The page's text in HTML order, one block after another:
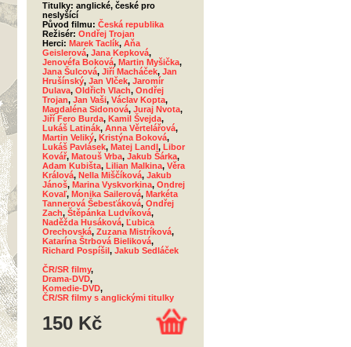
Titulky: anglické, české pro
neslyšící
Původ filmu: Česká republika
Režisér: Ondřej Trojan
Herci: Marek Taclík, Aňa
Geislerová, Jana Kepková,
Jenovéfa Boková, Martin Myšička,
Jana Šulcová, Jiří Macháček, Jan
Hrušínský, Jan Vlček, Jaromír
Dulava, Oldřich Vlach, Ondřej
Trojan, Jan Vaši, Václav Kopta,
Magdaléna Sidonová, Juraj Nvota,
Jiří Fero Burda, Kamil Švejda,
Lukáš Latinák, Anna Věrtelářová,
Martin Veliký, Kristýna Boková,
Lukáš Pavlásek, Matej Landl, Libor
Kovář, Matouš Vrba, Jakub Šárka,
Adam Kubišta, Lilian Malkina, Věra
Králová, Nella Miščíková, Jakub
Jánoš, Marina Vyskvorkina, Ondrej
Kovaľ, Monika Sailerová, Markéta
Tannerová Šebesťáková, Ondřej
Zach, Štěpánka Ludvíková,
Naděžda Husáková, Ľubica
Orechovská, Zuzana Mistríková,
Katarína Štrbová Bieliková,
Richard Pospíšil, Jakub Sedláček
ČR/SR filmy,
Drama-DVD,
Komedie-DVD,
ČR/SR filmy s anglickými titulky
150 Kč